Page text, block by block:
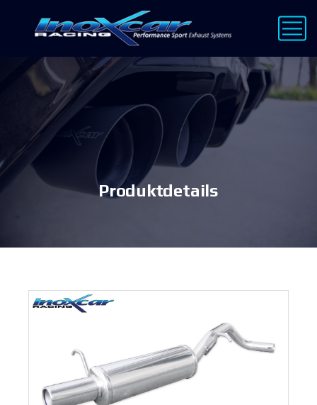
Produktdetails